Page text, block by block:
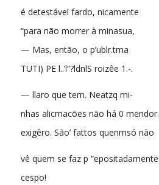
é detestável fardo, nicamente
“para não morrer à minasua,
— Mas, então, o p’ublr.tma
TUTI) PE l..’l”?ldnlS roizêe 1.-.
— llaro que tem. Neatzq mi-
nhas alicmacões não há 0 mendor.
exigêro. São’ fattos quenmsó não
vê quem se faz p “epositadamente
cespo!